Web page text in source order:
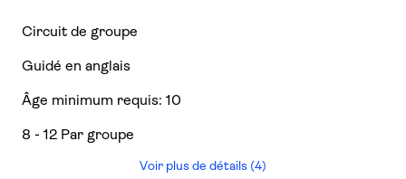
Circuit de groupe
Guidé en anglais
Âge minimum requis: 10
8 - 12 Par groupe
Voir plus de détails (4)